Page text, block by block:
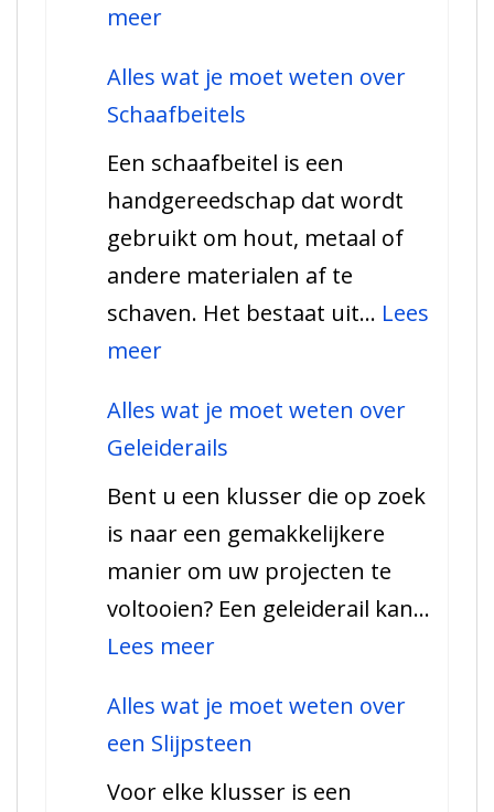
meer:
wat
u
moet
weten
over
koolborstels
Alles wat je moet weten over
Schaafbeitels
Een schaafbeitel is een
handgereedschap dat wordt
gebruikt om hout, metaal of
andere materialen af te
schaven. Het bestaat uit… Lees
meer:
wat
je
moet
weten
over
Schaafbeitels
Alles wat je moet weten over
Geleiderails
Bent u een klusser die op zoek
is naar een gemakkelijkere
manier om uw projecten te
voltooien? Een geleiderail kan…
Lees meer:
wat
je
moet
Alles wat je moet weten over
een Slijpsteen
Voor elke klusser is een